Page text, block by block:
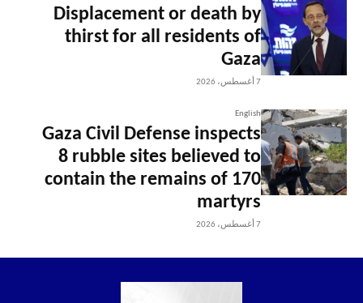
Displacement or death by
thirst for all residents of
Gaza
7 أغسطس، 2026
English
Gaza Civil Defense inspects
8 rubble sites believed to
contain the remains of 170
martyrs
7 أغسطس، 2026